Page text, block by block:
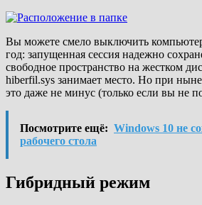
Вы можете смело выключить
год: запущенная сессия надежно
свободное пространство на жестком
hiberfil.sys занимает место. Но при
это даже не минус (только если вы не
Посмотрите ещё: Windows 10 не
рабочего стола
Гибридный режим